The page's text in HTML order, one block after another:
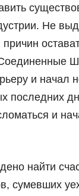
Не
и начал
последних
и
найти
сумевших